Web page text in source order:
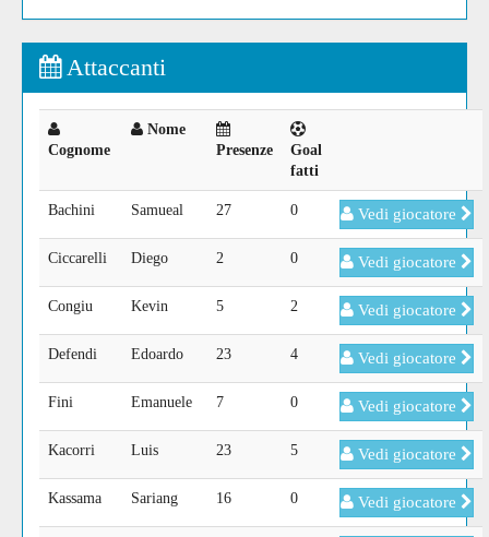
Attaccanti
Cognome
Nome
Presenze
Goal
fatti
Bachini Samueal 27 0 Vedi giocatore
Ciccarelli Diego 2 0 Vedi giocatore
Congiu Kevin 5 2 Vedi giocatore
Defendi Edoardo 23 4 Vedi giocatore
Fini Emanuele 7 0 Vedi giocatore
Kacorri Luis 23 5 Vedi giocatore
Kassama Sariang 16 0 Vedi giocatore